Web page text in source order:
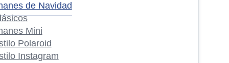
de Navidad
Mini
Polaroid
Instagram